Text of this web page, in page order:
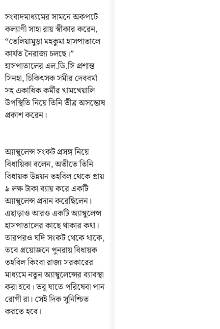
সংবাদমাধ্যমের সামনে অকপটে
কল্যাণী সাহা রায় স্বীকার করেন,
“তেলিয়ামুড়া মহকুমা হাসপাতালে
কার্যত নৈরাজ্য চলছে।”
হাসপাতালের এল.ডি.সি প্রশান্ত
সিনহা, চিকিৎসক সমীর দেববর্মা
সহ একাধিক কর্মীর খামখেয়ালি
উপস্থিতি নিয়ে তিনি তীব্র অসন্তোষ
প্রকাশ করেন।
অ্যাম্বুলেন্স সংকট প্রসঙ্গ নিয়ে
বিধায়িকা বলেন, অতীতে তিনি
বিধায়ক উন্নয়ন তহবিল থেকে প্রায়
৯ লক্ষ টাকা ব্যায় করে একটি
অ্যাম্বুলেন্স প্রদান করেছিলেন।
এছাড়াও আরও একটি অ্যাম্বুলেন্স
হাসপাতালের কাছে থাকার কথা।
তারপরও যদি সংকট থেকে থাকে,
তবে প্রয়োজনে পুনরায় বিধায়ক
তহবিল কিংবা রাজ্য সরকারের
মাধ্যমে নতুন অ্যাম্বুলেন্সের ব্যাবস্থা
করা হবে। তবু যাতে পরিষেবা পান
রোগী রা। সেই দিক সুনিশ্চিত
করতে হবে।